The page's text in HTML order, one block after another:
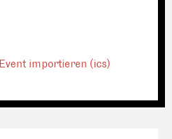
Event importieren (ics)